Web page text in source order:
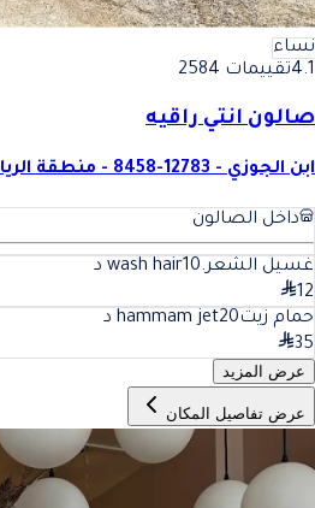
نساء
4.1تقييمات 2584
صالون انتي راقيه
ابن الجوزي - 12783-8458 - منطقة الرياض - Saudi Arabia
داخل الصالون
غسيل الشعر.wash hair10
د
12
حمام زيتhammam jet20
د
35
عرض المزيد
عرض تفاصيل المكان